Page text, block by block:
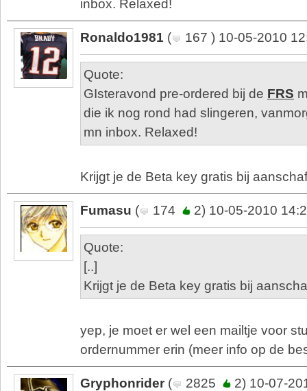
inbox. Relaxed!
Ronaldo1981 ( 167 ) 10-05-2010
Quote:
GIsteravond pre-ordered bij de FRS
die ik nog rond had slingeren,
mn inbox. Relaxed!
Krijgt je de Beta key gratis bij
Fumasu ( 174 2) 10-05-2010
Quote:
[..]
Krijgt je de Beta key gratis bij
yep, je moet er wel een mailtje voor
ordernummer erin (meer info op de
Gryphonrider ( 2825 2) 10-07-